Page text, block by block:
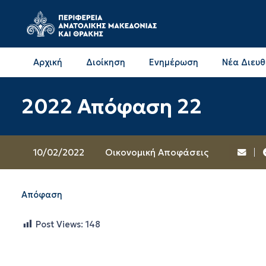
Αρχική Διοίκηση Ενημέρωση Νέα
2022 Απόφαση 22
10/02/2022 Oικονομική Αποφάσεις
Απόφαση
Post Views: 148